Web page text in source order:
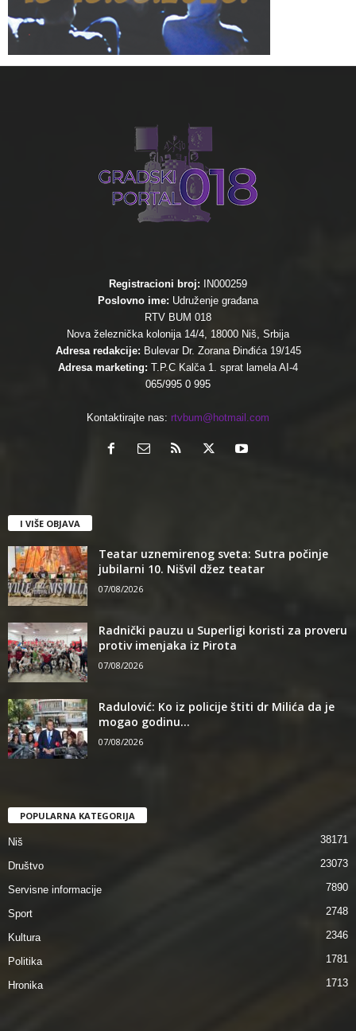
Registracioni broj:
IN000259
Poslovno ime: Udruženje građana
RTV BUM 018
Nova železnička kolonija 14/4, 18000 Niš, Srbija
Adresa redakcije: Bulevar Dr. Zorana Đinđića 19/145
Adresa marketing: T.P.C Kalča 1. sprat lamela AI-4
065/995 0 995
Kontaktirajte nas: rtvbum@hotmail.com
I VIŠE OBJAVA
Teatar uznemirenog sveta: Sutra počinje
jubilarni 10. Nišvil džez teatar
07/08/2026
Radnički pauzu u Superligi koristi za proveru
protiv imenjaka iz Pirota
07/08/2026
Radulović: Ko iz policije štiti dr Milića da je
mogao godinu...
07/08/2026
POPULARNA KATEGORIJA
Niš 38171
Društvo 23073
Servisne informacije 7890
Sport 2748
Kultura 2346
Politika 1781
Hronika 1713